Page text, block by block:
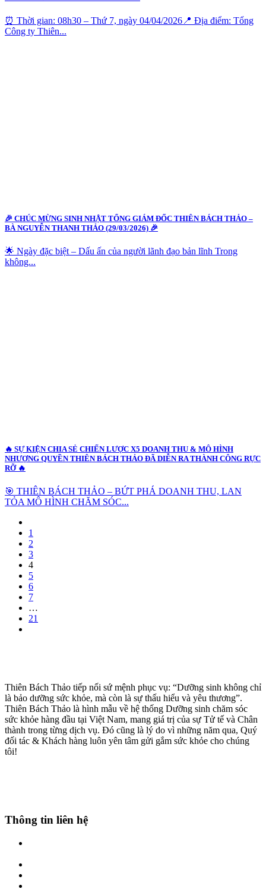
⏰ Thời gian: 08h30 – Thứ 7, ngày 04/04/2026📍 Địa điểm: Tổng
Công ty Thiên...
🎉 CHÚC MỪNG SINH NHẬT TỔNG GIÁM ĐỐC THIÊN BÁCH THẢO –
BÀ NGUYỄN THANH THẢO (29/03/2026) 🎉
🌟 Ngày đặc biệt – Dấu ấn của người lãnh đạo bản lĩnh Trong
không...
🔥 SỰ KIỆN CHIA SẺ CHIẾN LƯỢC X5 DOANH THU & MÔ HÌNH
NHƯỢNG QUYỀN THIÊN BÁCH THẢO ĐÃ DIỄN RA THÀNH CÔNG RỰC
RỠ 🔥
🎯 THIÊN BÁCH THẢO – BỨT PHÁ DOANH THU, LAN
TỎA MÔ HÌNH CHĂM SÓC...
1
2
3
4
5
6
7
…
21
Thiên Bách Thảo tiếp nối sứ mệnh phục vụ: “Dưỡng sinh không chỉ
là bảo dưỡng sức khỏe, mà còn là sự thấu hiểu và yêu thương”.
Thiên Bách Thảo là hình mẫu về hệ thống Dưỡng sinh chăm sóc
sức khỏe hàng đầu tại Việt Nam, mang giá trị của sự Tử tế và Chân
thành trong từng dịch vụ. Đó cũng là lý do vì những năm qua, Quý
đối tác & Khách hàng luôn yên tâm gửi gắm sức khỏe cho chúng
tôi!
Thông tin liên hệ